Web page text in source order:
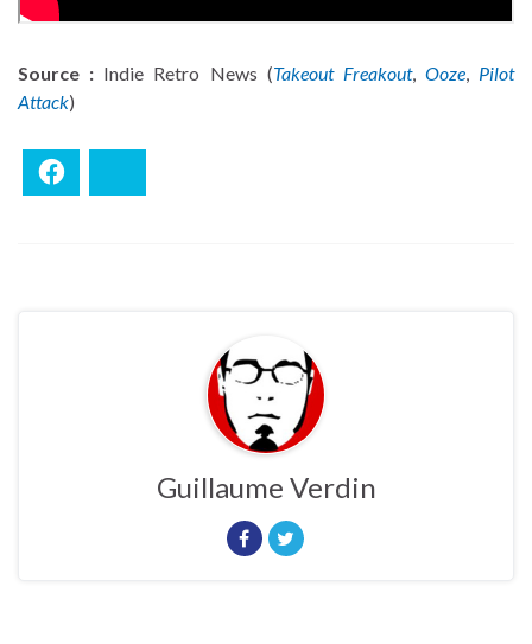
Source : Indie Retro News (Takeout Freakout, Ooze, Pilot
Attack)
Guillaume Verdin